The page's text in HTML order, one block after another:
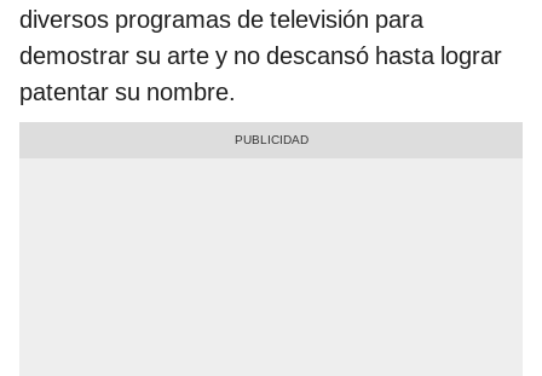
diversos programas de televisión para
demostrar su arte y no descansó hasta lograr
patentar su nombre.